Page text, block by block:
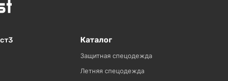
Каталог
Защитная спецодежда
Летняя спецодежда